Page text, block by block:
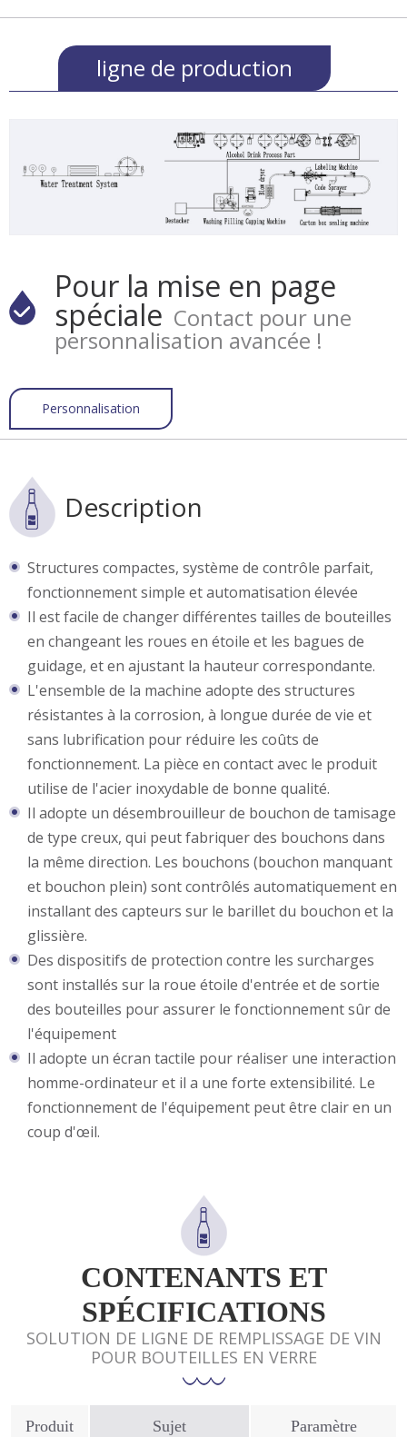
ligne de production
Pour la mise en page
spéciale Contact pour une
personnalisation avancée !
Personnalisation
Description
Structures compactes, système de contrôle parfait,
fonctionnement simple et automatisation élevée
Il est facile de changer différentes tailles de bouteilles
en changeant les roues en étoile et les bagues de
guidage, et en ajustant la hauteur correspondante.
L'ensemble de la machine adopte des structures
résistantes à la corrosion, à longue durée de vie et
sans lubrification pour réduire les coûts de
fonctionnement. La pièce en contact avec le produit
utilise de l'acier inoxydable de bonne qualité.
Il adopte un désembrouilleur de bouchon de tamisage
de type creux, qui peut fabriquer des bouchons dans
la même direction. Les bouchons (bouchon manquant
et bouchon plein) sont contrôlés automatiquement en
installant des capteurs sur le barillet du bouchon et la
glissière.
Des dispositifs de protection contre les surcharges
sont installés sur la roue étoile d'entrée et de sortie
des bouteilles pour assurer le fonctionnement sûr de
l'équipement
Il adopte un écran tactile pour réaliser une interaction
homme-ordinateur et il a une forte extensibilité. Le
fonctionnement de l'équipement peut être clair en un
coup d'œil.
CONTENANTS ET
SPÉCIFICATIONS
SOLUTION DE LIGNE DE REMPLISSAGE DE VIN
POUR BOUTEILLES EN VERRE
Produit Sujet Paramètre